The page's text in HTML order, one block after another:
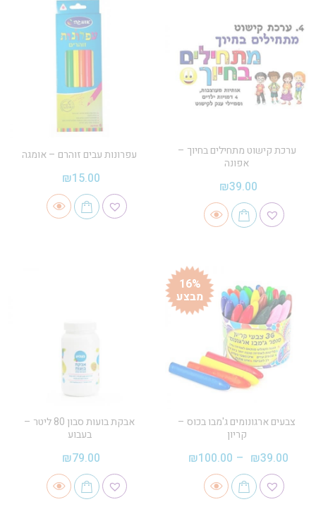
ערכת קישוט מתחילים בחיוך –
אפונה
₪39.00
עפרונות עבים זוהרם – אומגה
₪15.00
16%
מבצע
צבעים ארגונומים ג'מבו בכוס –
קריון
₪39.00
–
₪100.00
אבקת בועות סבון 80 ליטר –
בעבוע
₪79.00